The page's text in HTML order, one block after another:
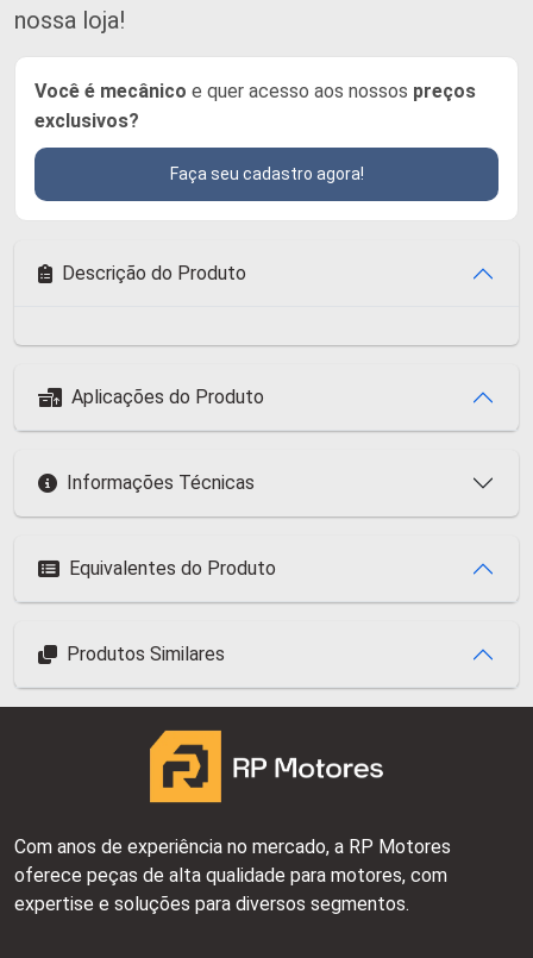
nossa loja!
Você é mecânico e quer acesso aos nossos preços
exclusivos?
Faça seu cadastro agora!
Descrição do Produto
Aplicações do Produto
Informações Técnicas
Equivalentes do Produto
Produtos Similares
Com anos de experiência no mercado, a RP Motores
oferece peças de alta qualidade para motores, com
expertise e soluções para diversos segmentos.